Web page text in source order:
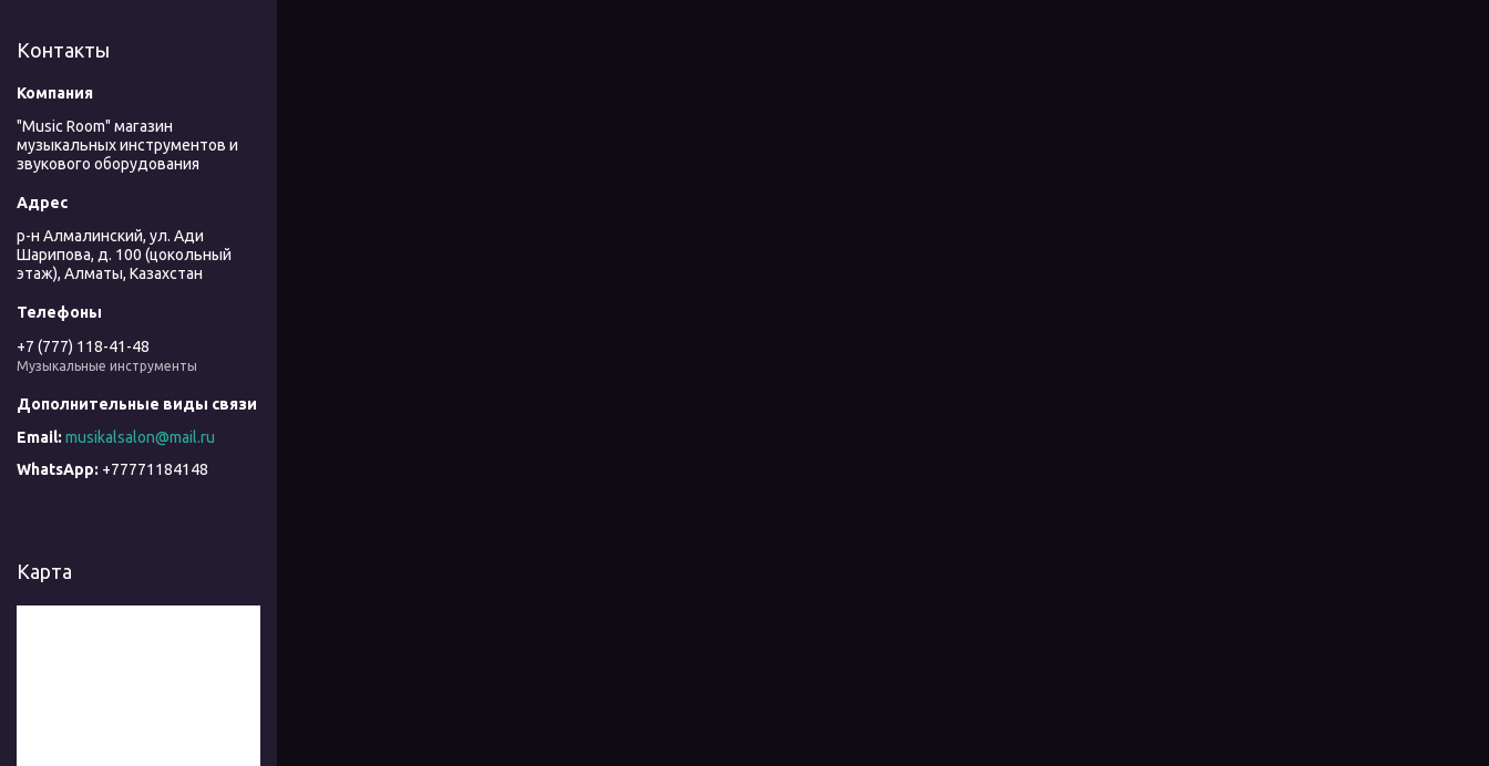
Контакты
"Music Room" магазин
музыкальных инструментов и
звукового оборудования
р-н Алмалинский, ул. Ади
Шарипова, д. 100 (цокольный
этаж), Алматы, Казахстан
+7 (777) 118-41-48
Музыкальные инструменты
musikalsalon@mail.ru
+77771184148
Карта